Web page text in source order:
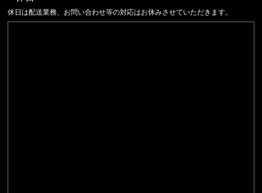
休日は配送業務、お問い合わせ等の対応はお休みさせていただきます。